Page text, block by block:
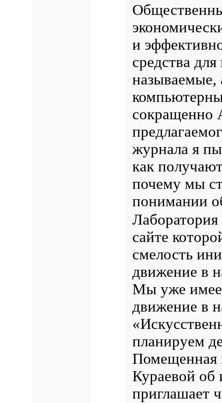
и
средства
называемые,
сокращенно
журнала я
как
почему мы
понимании
сайте
смелость
движение в
Мы уже
движение в
планируем
Помещенная
Кураевой об
приглашает